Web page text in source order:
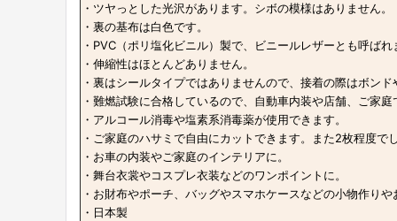
・ツヤっとした光沢があります。シボの模様はありません。
・裏の基布は白色です。
・PVC（ポリ塩化ビニル）製で、ビニールレザーとも呼ば
・伸縮性はほとんどありません。
・裏はシールタイプではありませんので、接着の際はボン
・難燃試験に合格しているので、自動車内装や店舗、ご家
・アルコール消毒や塩素系消毒薬が使用できます。
・ご家庭のハサミで自由にカットできます。また2枚程度
・お車の内装やご家庭のインテリアに。
・舞台衣裳やコスプレ衣装などのワンポイントに。
・お財布やポーチ、バッグやスマホケースなどの小物作り
・日本製